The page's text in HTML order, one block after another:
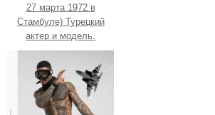
27 марта 1972 в
Стамбуле) Турецкий
актер и модель.